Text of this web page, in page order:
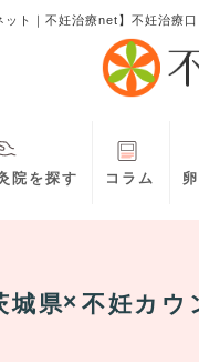
ット｜不妊治療net】不妊治療
院を探す コラム
城県 不妊カウ